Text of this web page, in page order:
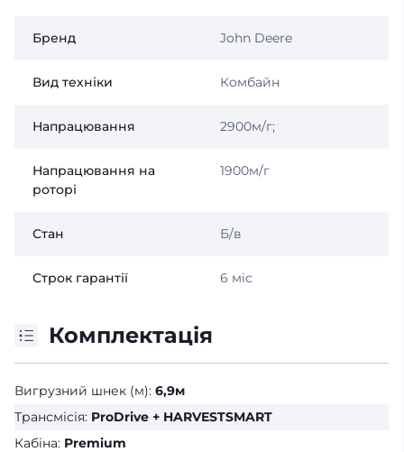
Бренд John Deere
Вид техніки Комбайн
Напрацювання 2900м/г;
Напрацювання на
роторі
1900м/г
Стан Б/в
Строк гарантії 6 міс
Комплектація
Вигрузний шнек (м): 6,9м
Трансмісія: ProDrive + HARVESTSMART
Кабіна: Premium